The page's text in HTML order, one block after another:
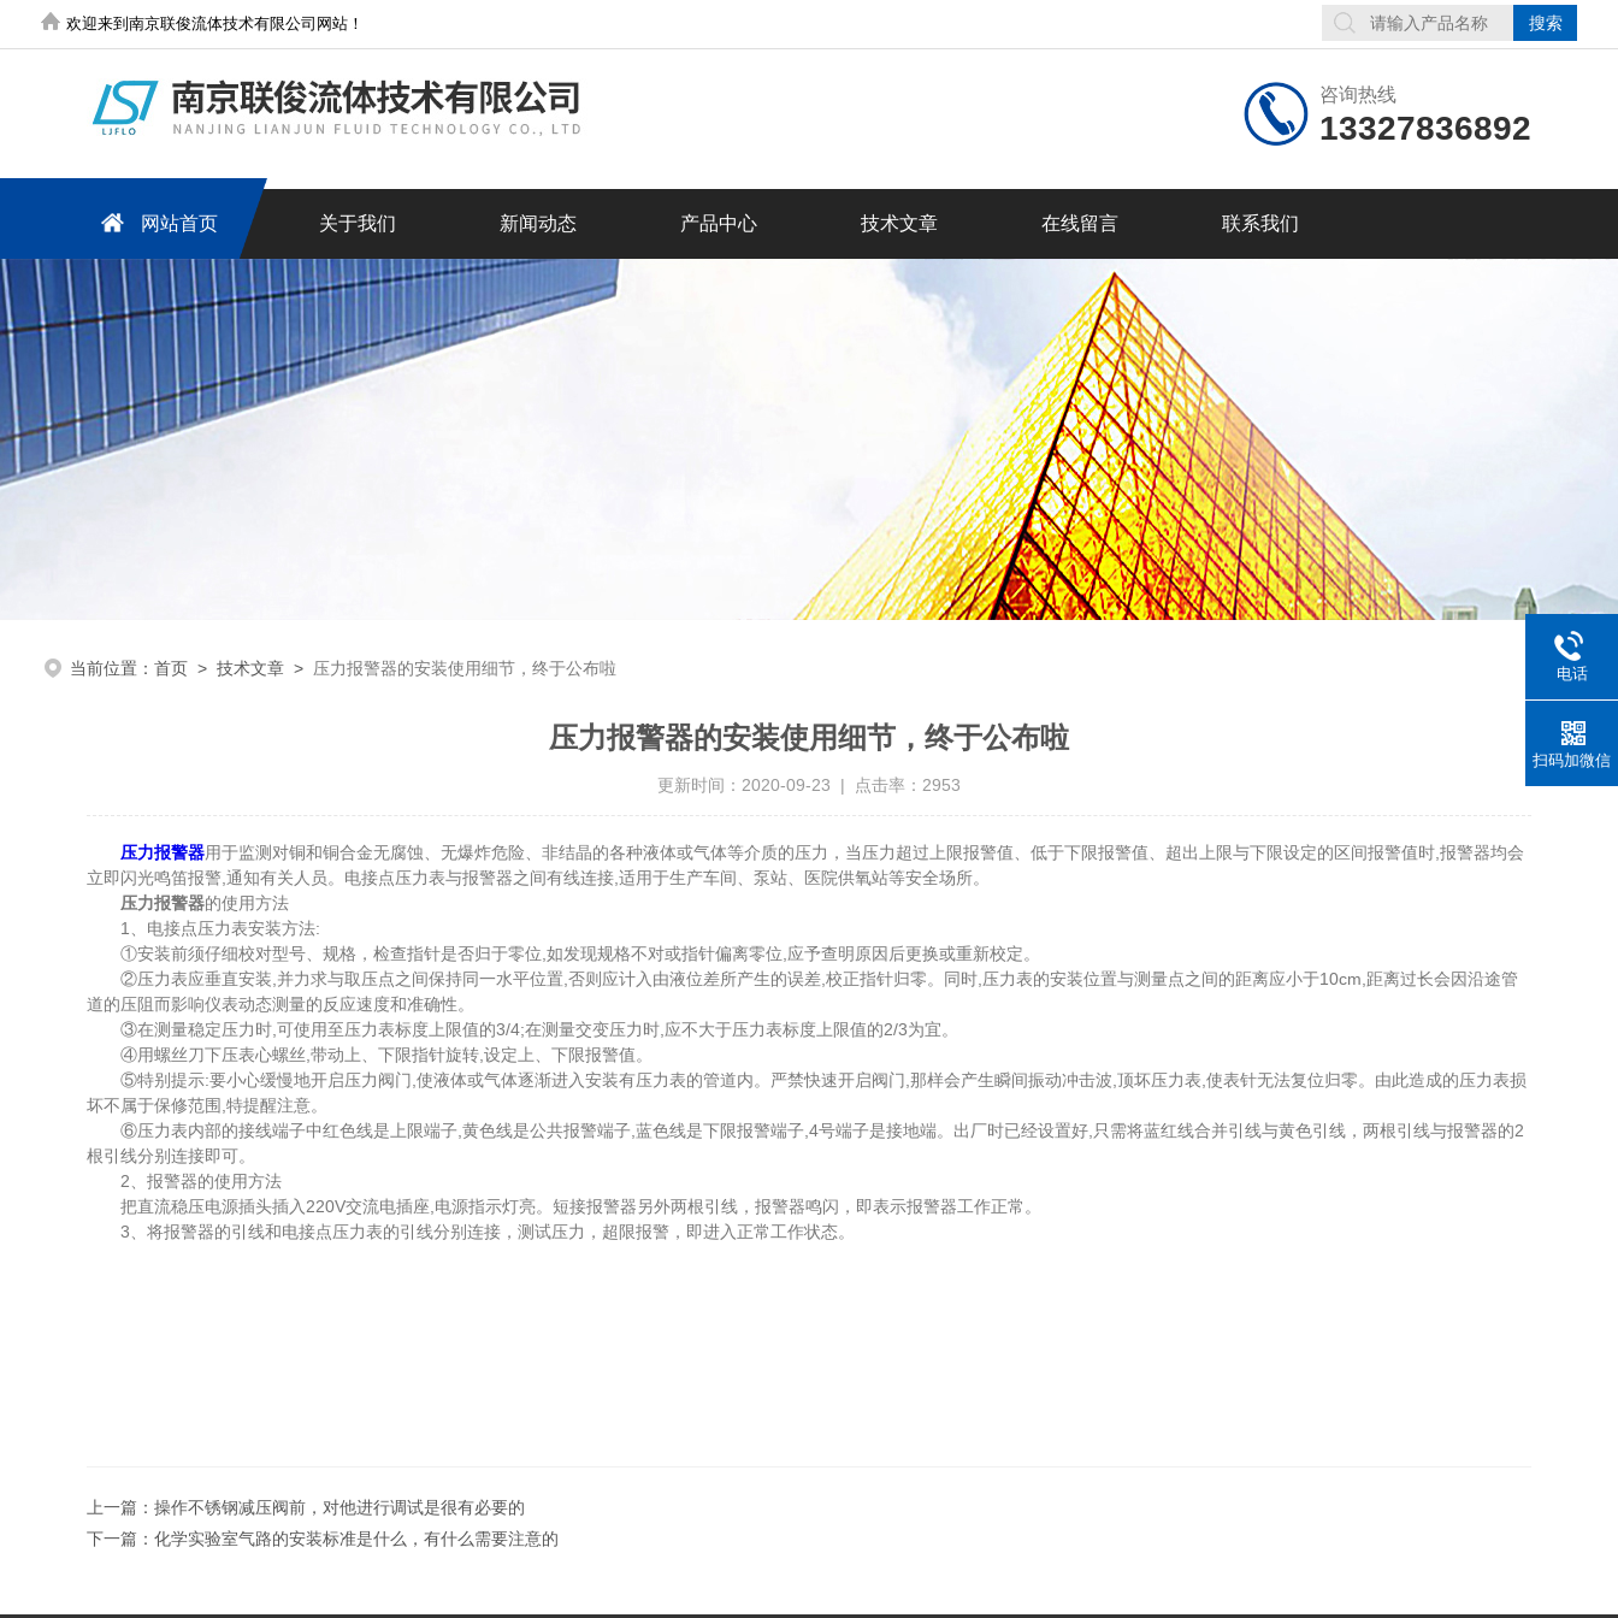
欢迎来到南京联俊流体技术有限公司网站！
咨询热线
13327836892
网站首页 关于我们 新闻动态 产品中心 技术文章 在线留言 联系我们
当前位置： 首页> 技术文章> 压力报警器的安装使用细节，终于公布啦
压力报警器的安装使用细节，终于公布啦
更新时间：2020-09-23 | 点击率：2953
压力报警器用于监测对铜和铜合金无腐蚀、无爆炸危险、非结晶的各种液体或气体等介质的压力，当压力超过上限报警值、低于下限报警值、超出上限与下限设定的区间报警值时,报警器均会
立即闪光鸣笛报警,通知有关人员。电接点压力表与报警器之间有线连接,适用于生产车间、泵站、医院供氧站等安全场所。
压力报警器的使用方法
1、电接点压力表安装方法:
①安装前须仔细校对型号、规格，检查指针是否归于零位,如发现规格不对或指针偏离零位,应予查明原因后更换或重新校定。
②压力表应垂直安装,并力求与取压点之间保持同一水平位置,否则应计入由液位差所产生的误差,校正指针归零。同时,压力表的安装位置与测量点之间的距离应小于10cm,距离过长会因沿途管
道的压阻而影响仪表动态测量的反应速度和准确性。
③在测量稳定压力时,可使用至压力表标度上限值的3/4;在测量交变压力时,应不大于压力表标度上限值的2/3为宜。
④用螺丝刀下压表心螺丝,带动上、下限指针旋转,设定上、下限报警值。
⑤特别提示:要小心缓慢地开启压力阀门,使液体或气体逐渐进入安装有压力表的管道内。严禁快速开启阀门,那样会产生瞬间振动冲击波,顶坏压力表,使表针无法复位归零。由此造成的压力表损
坏不属于保修范围,特提醒注意。
⑥压力表内部的接线端子中红色线是上限端子,黄色线是公共报警端子,蓝色线是下限报警端子,4号端子是接地端。出厂时已经设置好,只需将蓝红线合并引线与黄色引线，两根引线与报警器的2
根引线分别连接即可。
2、报警器的使用方法
把直流稳压电源插头插入220V交流电插座,电源指示灯亮。短接报警器另外两根引线，报警器鸣闪，即表示报警器工作正常。
3、将报警器的引线和电接点压力表的引线分别连接，测试压力，超限报警，即进入正常工作状态。
上一篇： 操作不锈钢减压阀前，对他进行调试是很有必要的
下一篇： 化学实验室气路的安装标准是什么，有什么需要注意的
电话
扫码加微信